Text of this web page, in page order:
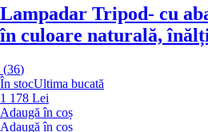
Lampadar Tripod- cu
în culoare naturală,
(36)
În stocUltima bucată
1 178 Lei
Adaugă în coș
Adaugă în coș